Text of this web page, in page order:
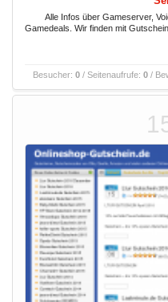
Alle Infos über Gameserver,
Gamedeals. Wir finden mit
Besucher: 0/ Seitenaufrufe: 0/